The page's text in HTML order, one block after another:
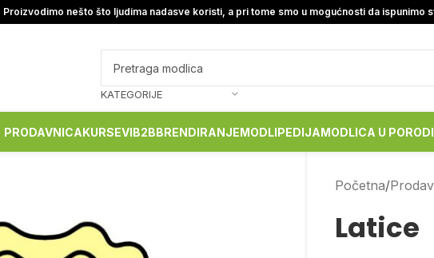
nešto što ljudima nadasve koristi, a pri tome smo u mogućnosti da ispunimo
KATEGORIJE
PRODAVNICAKURSEVIB2BBRENDIRANJEMODLIPEDIJAMODLICA U
Početna
Latice